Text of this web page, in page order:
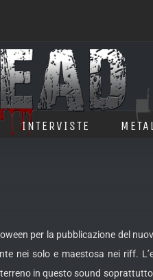
INTERVISTE
per la pubblicazione del
nei solo e maestosa nei riff.
in questo sound